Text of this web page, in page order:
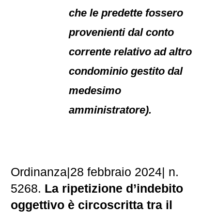
che le predette fossero
provenienti dal conto
corrente relativo ad altro
condominio gestito dal
medesimo
amministratore).
Ordinanza|28 febbraio 2024| n.
5268. La ripetizione d’indebito
oggettivo è circoscritta tra il